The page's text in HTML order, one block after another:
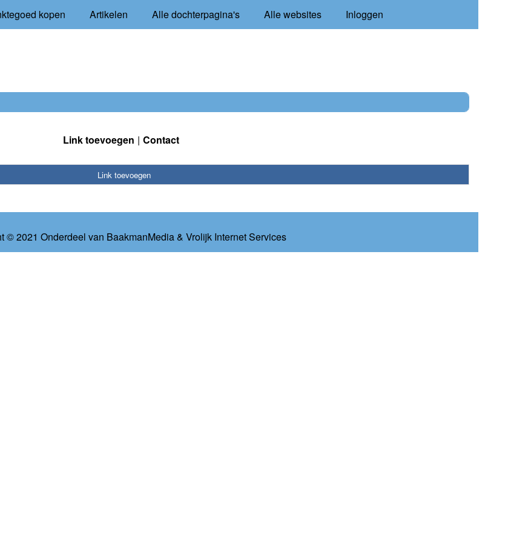
kopen Artikelen Alle dochterpagina's Alle websites Inloggen
Link toevoegen Contact
Link toevoegen
© 2021 Onderdeel van BaakmanMedia& Vrolijk Internet Services